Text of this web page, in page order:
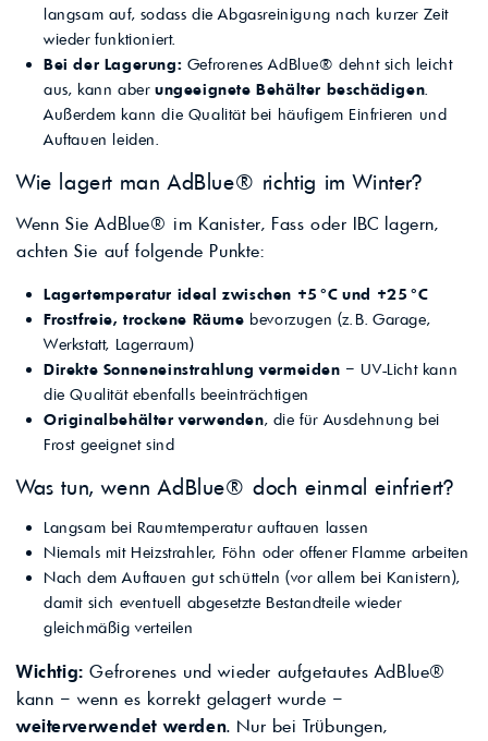
langsam auf, sodass die Abgasreinigung nach kurzer Zeit
wieder funktioniert.
Bei der Lagerung: Gefrorenes AdBlue® dehnt sich leicht
aus, kann aber ungeeignete Behälter beschädigen.
Außerdem kann die Qualität bei häufigem Einfrieren und
Auftauen leiden.
Wie lagert man AdBlue® richtig im Winter?
Wenn Sie AdBlue® im Kanister, Fass oder IBC lagern,
achten Sie auf folgende Punkte:
Lagertemperatur ideal zwischen +5 °C und +25 °C
Frostfreie, trockene Räume bevorzugen (z. B. Garage,
Werkstatt, Lagerraum)
Direkte Sonneneinstrahlung vermeiden – UV-Licht kann
die Qualität ebenfalls beeinträchtigen
Originalbehälter verwenden, die für Ausdehnung bei
Frost geeignet sind
Was tun, wenn AdBlue® doch einmal einfriert?
Langsam bei Raumtemperatur auftauen lassen
Niemals mit Heizstrahler, Föhn oder offener Flamme arbeiten
Nach dem Auftauen gut schütteln (vor allem bei Kanistern),
damit sich eventuell abgesetzte Bestandteile wieder
gleichmäßig verteilen
Wichtig: Gefrorenes und wieder aufgetautes AdBlue®
kann – wenn es korrekt gelagert wurde –
weiterverwendet werden. Nur bei Trübungen,